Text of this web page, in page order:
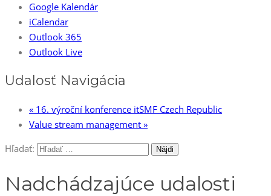
Google Kalendár
iCalendar
Outlook 365
Outlook Live
Udalosť Navigácia
« 16. výroční konference itSMF Czech Republic
Value stream management »
Hľadať:
Nadchádzajúce udalosti